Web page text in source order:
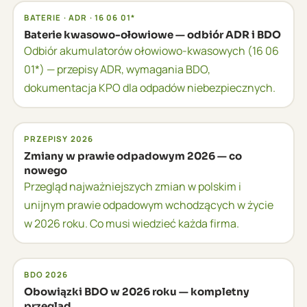
000 zł.
BATERIE · ADR · 16 06 01*
Baterie kwasowo-ołowiowe — odbiór ADR i BDO
Odbiór akumulatorów ołowiowo-kwasowych (16 06
01*) — przepisy ADR, wymagania BDO,
dokumentacja KPO dla odpadów niebezpiecznych.
PRZEPISY 2026
Zmiany w prawie odpadowym 2026 — co
nowego
Przegląd najważniejszych zmian w polskim i
unijnym prawie odpadowym wchodzących w życie
w 2026 roku. Co musi wiedzieć każda firma.
BDO 2026
Obowiązki BDO w 2026 roku — kompletny